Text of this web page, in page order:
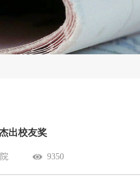
出校友奖
9350